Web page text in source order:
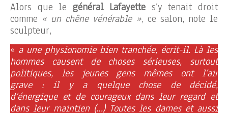
Alors que le général Lafayette s’y tenait droit
comme « un chêne vénérable », ce salon, note le
sculpteur,
« a une physionomie bien tranchée, écrit-il. Là les
hommes causent de choses sérieuses, surtout
politiques, les jeunes gens mêmes ont l’air
grave : il y a quelque chose de décidé,
d’énergique et de courageux dans leur regard et
dans leur maintien (…) Toutes les dames et aussi